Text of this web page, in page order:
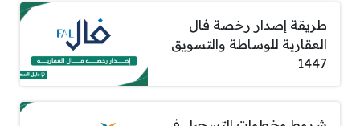
طريقة إصدار رخصة فال
العقارية للوساطة والتسويق
1447